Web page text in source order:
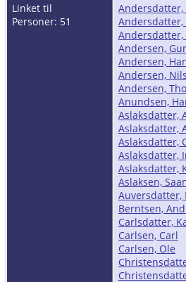
Linket til
Personer: 51
Andersdatter,
Andersdatter,
Andersdatter,
Andersen,
Andersen,
Andersen, Nils
Andersen,
Anundsen,
Aslaksdatter,
Aslaksdatter,
Aslaksdatter,
Aslaksdatter,
Aslaksdatter,
Aslaksen,
Auversdatter,
Berntsen,
Carlsdatter,
Carlsen, Carl
Carlsen, Ole